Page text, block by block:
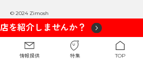
© 2024 Zimosh
を紹介しませんか？
情報提供 特集 TOP